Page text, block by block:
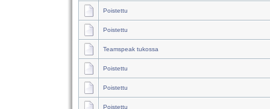
Poistettu
Poistettu
Teamspeak tukossa
Poistettu
Poistettu
Poistettu